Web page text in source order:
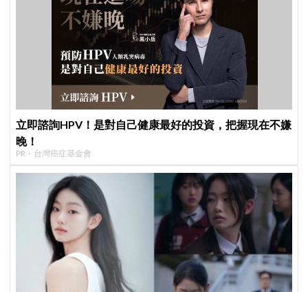
立即諮詢HPV！是對自己健康最好的投資，把握現在不嫌
晚！
PR・台灣癌症基金會